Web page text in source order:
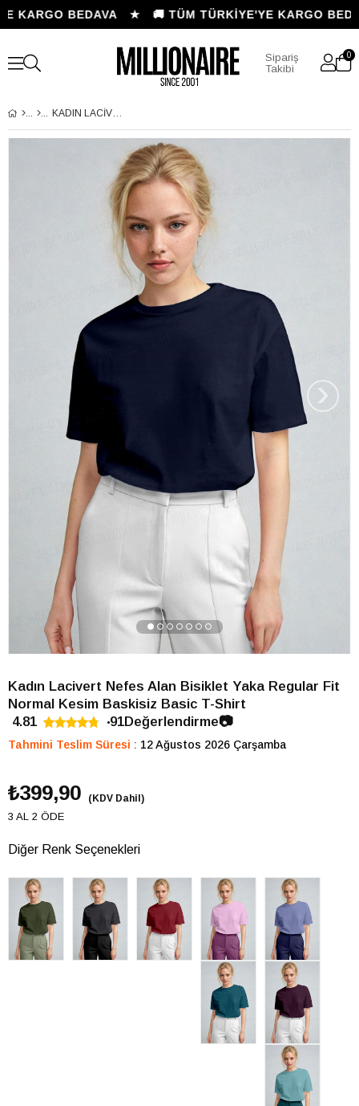
KARGO BEDAVA ★🚚 TÜM TÜRKİYE'YE KARGO
Sipariş
Takibi
0
KADIN LACIVERT NEFES ALAN BISIKLET YAKA REGULAR FIT NORMAL KESIM BASKISIZ BASIC T-SHIRT
›
Kadın Lacivert Nefes Alan Bisiklet Yaka Regular Fit
Normal Kesim Baskisiz Basic T-Shirt
4.81
91Değerlendirme📷
Tahmini Teslim Süresi : 12 Ağustos 2026 Çarşamba
₺399,90 (KDV Dahil)
3 AL 2 ÖDE
Diğer Renk Seçenekleri